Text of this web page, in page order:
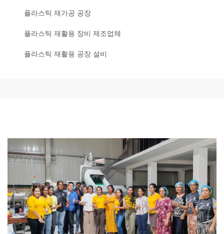
플라스틱 재가공 공장
플라스틱 재활용 장비 제조업체
플라스틱 재활용 공장 설비